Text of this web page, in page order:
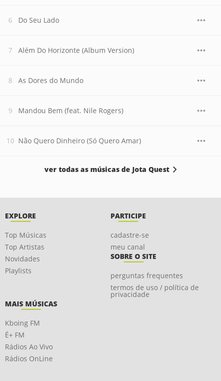
Do Seu Lado
Além Do Horizonte (Album Version)
As Dores do Mundo
Mandou Bem (feat. Nile Rogers)
Não Quero Dinheiro (Só Quero Amar)
ver todas as músicas de Jota Quest
EXPLORE
Top Músicas
Top Artistas
Novidades
Playlists
PARTICIPE
cadastre-se
meu canal
SOBRE O SITE
perguntas frequentes
termos de uso / política de
privacidade
MAIS MÚSICAS
Kboing FM
É+ FM
Rádios Ao Vivo
Rádios OnLine